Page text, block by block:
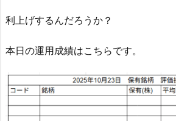
利上げするんだろうか？
本日の運用成績はこちらです。